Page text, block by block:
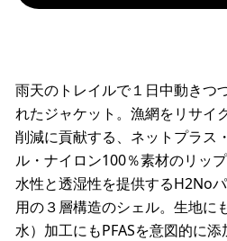
雨天のトレイルで１日中動きつ
れたジャケット。漁網をリサイ
削減に貢献する、ネットプラス
ル・ナイロン100％素材のリッ
水性と透湿性を提供するH2No
用の３層構造のシェル。生地に
水）加工にもPFASを意図的に